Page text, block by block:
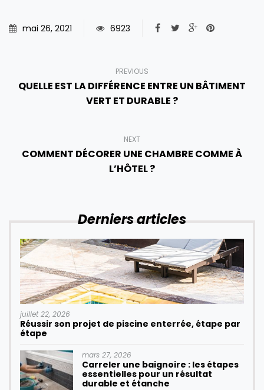
mai 26, 2021 6923
PREVIOUS
QUELLE EST LA DIFFÉRENCE ENTRE UN BÂTIMENT
VERT ET DURABLE ?
NEXT
COMMENT DÉCORER UNE CHAMBRE COMME À
L’HÔTEL ?
Derniers articles
juillet 22, 2026
Réussir son projet de piscine enterrée, étape par
étape
mars 27, 2026
Carreler une baignoire : les étapes
essentielles pour un résultat
durable et étanche